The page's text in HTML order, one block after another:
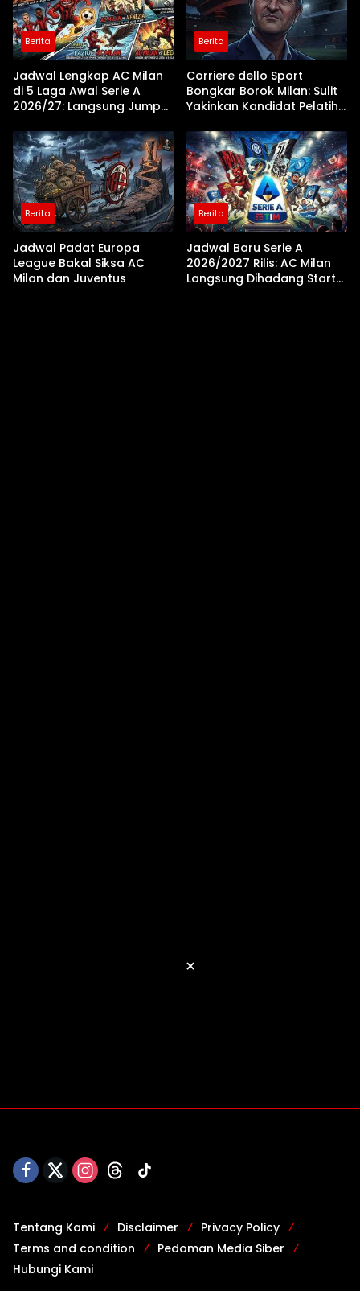
Berita
Jadwal Lengkap AC Milan
di 5 Laga Awal Serie A
2026/27: Langsung Jumpa
Berita
Corriere dello Sport
Bongkar Borok Milan: Sulit
Yakinkan Kandidat Pelatih
Jangka Panjang
Berita
Jadwal Padat Europa
League Bakal Siksa AC
Milan dan Juventus
Berita
Jadwal Baru Serie A
2026/2027 Rilis: AC Milan
Langsung Dihadang Start
Tentang Kami Disclaimer
Privacy Policy
Terms and condition
Pedoman Media Siber
Hubungi Kami
×